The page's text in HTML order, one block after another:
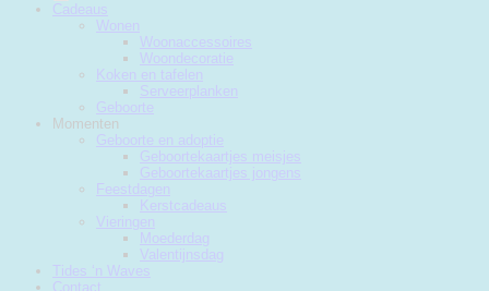
Cadeaus
Wonen
Woonaccessoires
Woondecoratie
Koken en tafelen
Serveerplanken
Geboorte
Momenten
Geboorte en adoptie
Geboortekaartjes meisjes
Geboortekaartjes jongens
Feestdagen
Kerstcadeaus
Vieringen
Moederdag
Valentijnsdag
Tides ‘n Waves
Contact